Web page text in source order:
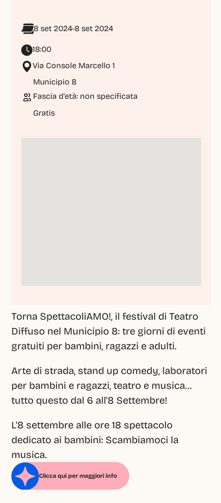
Torna SpettacoliAMO!, il festival di Teatro
Diffuso nel Municipio 8: tre giorni di eventi
gratuiti per bambini, ragazzi e adulti.
Arte di strada, stand up comedy, laboratori
per bambini e ragazzi, teatro e musica…
tutto questo dal 6 all'8 Settembre!
L'8 settembre alle ore 18 spettacolo
dedicato ai bambini: Scambiamoci la
musica.
Clicca qui per maggiori info
8 set 2024-8 set 2024
18:00
Via Console Marcello 1
Municipio 8
Fascia d'età: non specificata
Gratis